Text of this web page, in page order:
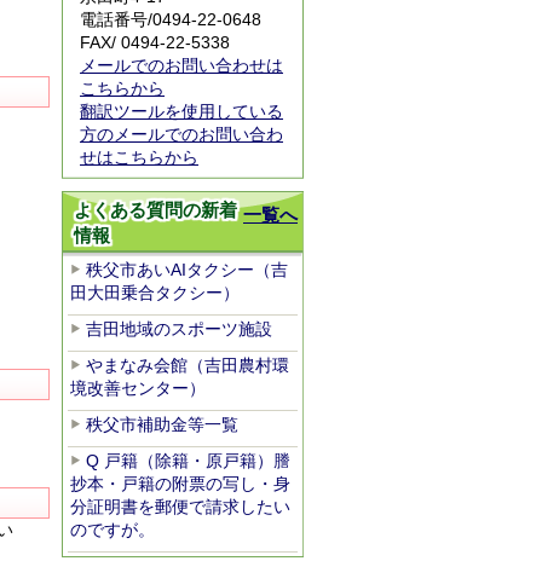
電話番号/0494-22-0648
FAX/ 0494-22-5338
メールでのお問い合わせは
こちらから
翻訳ツールを使用している
方のメールでのお問い合わ
せはこちらから
一覧へ
よくある質問の新着
情報
秩父市あいAIタクシー（吉
田大田乗合タクシー）
吉田地域のスポーツ施設
やまなみ会館（吉田農村環
境改善センター）
秩父市補助金等一覧
Q 戸籍（除籍・原戸籍）謄
抄本・戸籍の附票の写し・身
分証明書を郵便で請求したい
のですが。